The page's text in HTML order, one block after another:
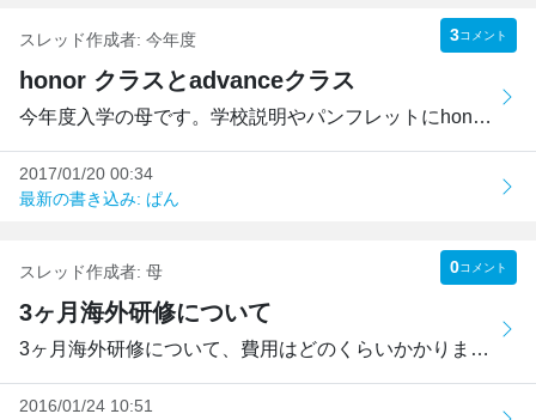
スレッド作成者: 今年度 3コメント
honor クラスとadvanceクラス
今年度入学の母です。学校説明やパンフレットにhonor クラス...
2017/01/20 00:34
最新の書き込み: ぱん
スレッド作成者: 母 0コメント
3ヶ月海外研修について
3ヶ月海外研修について、費用はどのくらいかかりますか。補助...
2016/01/24 10:51